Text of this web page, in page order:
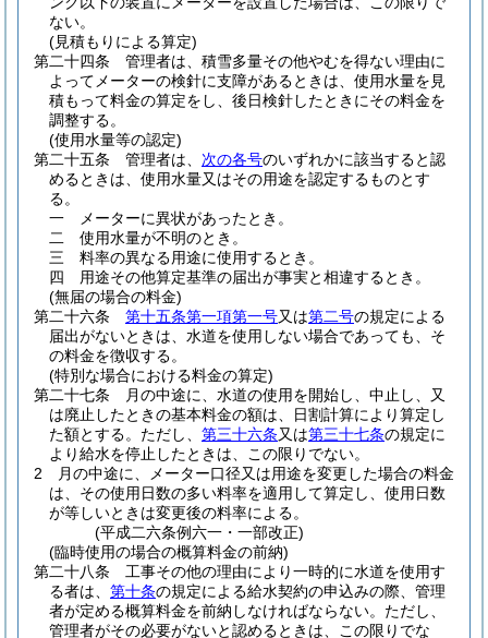
ない。
(見積もりによる算定)
第二十四条
管理者は、積雪多量その他やむを得ない理由に
よってメーターの検針に支障があるときは、使用水量を見
積もって料金の算定をし、後日検針したときにその料金を
調整する。
(使用水量等の認定)
第二十五条
管理者は、 次の各号のいずれかに該当すると認
めるときは、使用水量又はその用途を認定するものとす
る。
一
メーターに異状があったとき。
二
使用水量が不明のとき。
三
料率の異なる用途に使用するとき。
四
用途その他算定基準の届出が事実と相違するとき。
(無届の場合の料金)
第二十六条
第十五条第一項第一号又は第二号の規定による
届出がないときは、水道を使用しない場合であっても、そ
の料金を徴収する。
(特別な場合における料金の算定)
第二十七条
月の中途に、水道の使用を開始し、中止し、又
は廃止したときの基本料金の額は、日割計算により算定し
た額とする。 ただし、 第三十六条又は第三十七条の規定に
より給水を停止したときは、この限りでない。
2
月の中途に、メーター口径又は用途を変更した場合の料金
は、その使用日数の多い料率を適用して算定し、使用日数
が等しいときは変更後の料率による。
(平成二六条例六一・一部改正)
(臨時使用の場合の概算料金の前納)
第二十八条
工事その他の理由により一時的に水道を使用す
る者は、 第十条の規定による給水契約の申込みの際、管理
者が定める概算料金を前納しなければならない。 ただし、
管理者がその必要がないと認めるときは、この限りでな